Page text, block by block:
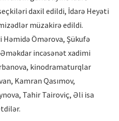
daxil edildi, İdarə Heyəti
müzakirə edildi.
Ömərova, Şükufə
incəsənət xadimi
kinodramaturqlar
Kamran Qasımov,
Tahir Tairoviç, Əli isa